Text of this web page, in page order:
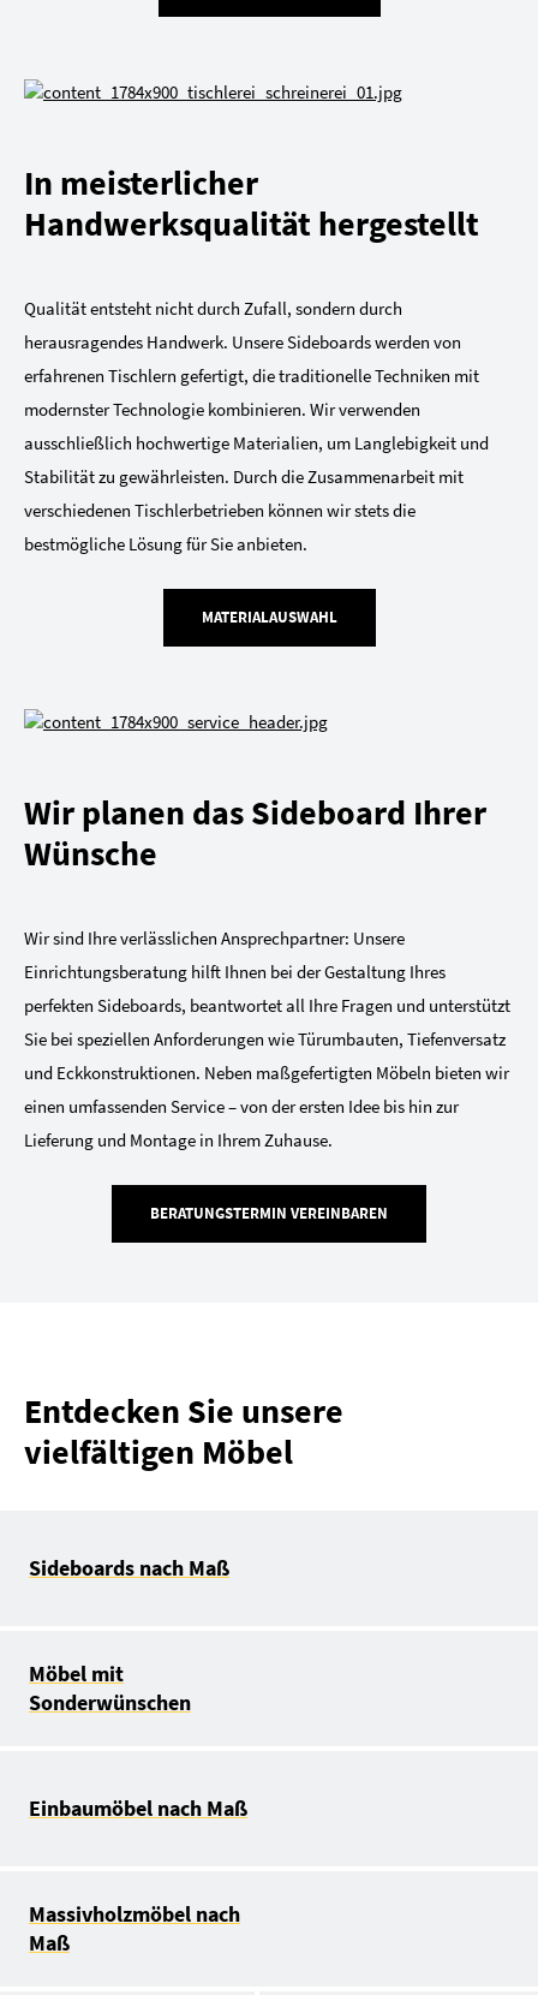
In meisterlicher
Handwerksqualität hergestellt
Qualität entsteht nicht durch Zufall, sondern durch
herausragendes Handwerk. Unsere Sideboards werden von
erfahrenen Tischlern gefertigt, die traditionelle Techniken mit
modernster Technologie kombinieren. Wir verwenden
ausschließlich hochwertige Materialien, um Langlebigkeit und
Stabilität zu gewährleisten. Durch die Zusammenarbeit mit
verschiedenen Tischlerbetrieben können wir stets die
bestmögliche Lösung für Sie anbieten.
MATERIALAUSWAHL
Wir planen das Sideboard Ihrer
Wünsche
Wir sind Ihre verlässlichen Ansprechpartner: Unsere
Einrichtungsberatung hilft Ihnen bei der Gestaltung Ihres
perfekten Sideboards, beantwortet all Ihre Fragen und unterstützt
Sie bei speziellen Anforderungen wie Türumbauten, Tiefenversatz
und Eckkonstruktionen. Neben maßgefertigten Möbeln bieten wir
einen umfassenden Service – von der ersten Idee bis hin zur
Lieferung und Montage in Ihrem Zuhause.
BERATUNGSTERMIN VEREINBAREN
Entdecken Sie unsere
vielfältigen Möbel
Sideboards nach Maß
Möbel mit
Sonderwünschen
Einbaumöbel nach Maß
Massivholzmöbel nach
Maß